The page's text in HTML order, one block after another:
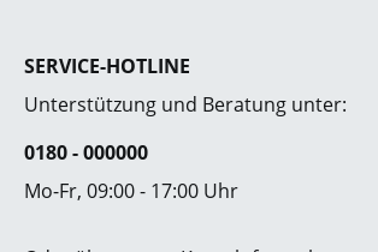
SERVICE-HOTLINE
Unterstützung und Beratung unter:
0180 - 000000
Mo-Fr, 09:00 - 17:00 Uhr